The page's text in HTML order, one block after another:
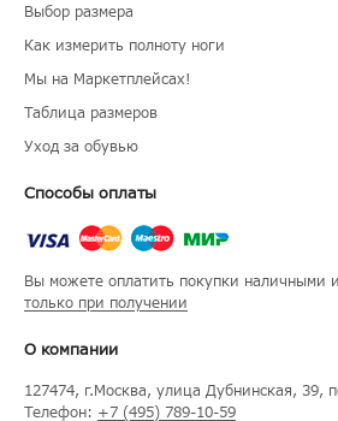
Выбор размера
Как измерить полноту ноги
Мы на Маркетплейсах!
Таблица размеров
Уход за обувью
Способы оплаты
Вы можете оплатить покупки наличными
только при получении
О компании
127474, г.Москва, улица Дубнинская, 39,
Телефон: +7 (495) 789-10-59